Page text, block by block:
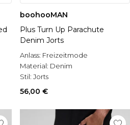
boohooMAN
Plus Turn Up Parachute
Denim Jorts
Anlass: Freizeitmode
Material: Denim
Stil: Jorts
56,00 €